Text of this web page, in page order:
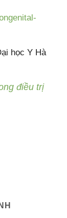
học Y Hà
điều trị